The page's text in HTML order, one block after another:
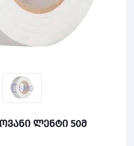
ლენტი 50მ